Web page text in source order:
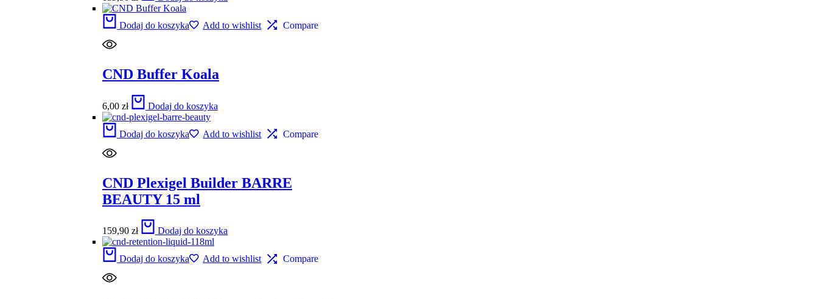
Dodaj do koszyka Add to wishlist Compare
CND Buffer Koala
6,00 zł Dodaj do koszyka
Dodaj do koszyka Add to wishlist Compare
CND Plexigel Builder BARRE
BEAUTY 15 ml
159,90 zł Dodaj do koszyka
Dodaj do koszyka Add to wishlist Compare